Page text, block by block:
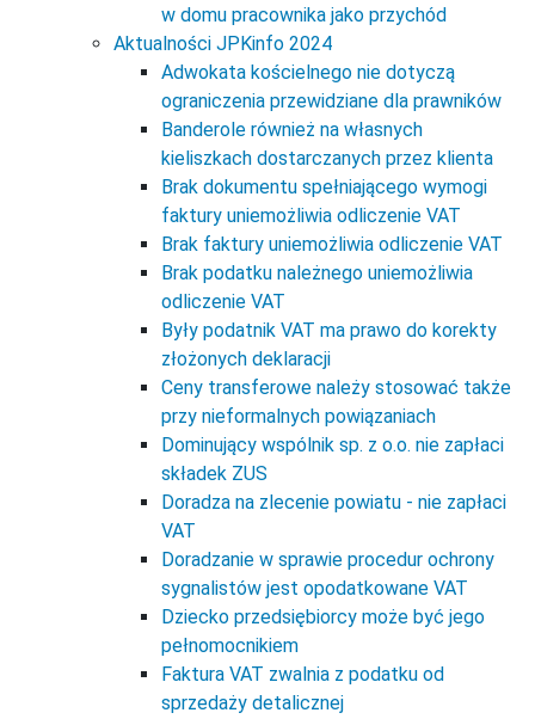
w domu pracownika jako przychód
Aktualności JPKinfo 2024
Adwokata kościelnego nie dotyczą
ograniczenia przewidziane dla prawników
Banderole również na własnych
kieliszkach dostarczanych przez klienta
Brak dokumentu spełniającego wymogi
faktury uniemożliwia odliczenie VAT
Brak faktury uniemożliwia odliczenie VAT
Brak podatku należnego uniemożliwia
odliczenie VAT
Były podatnik VAT ma prawo do korekty
złożonych deklaracji
Ceny transferowe należy stosować także
przy nieformalnych powiązaniach
Dominujący wspólnik sp. z o.o. nie zapłaci
składek ZUS
Doradza na zlecenie powiatu - nie zapłaci
VAT
Doradzanie w sprawie procedur ochrony
sygnalistów jest opodatkowane VAT
Dziecko przedsiębiorcy może być jego
pełnomocnikiem
Faktura VAT zwalnia z podatku od
sprzedaży detalicznej